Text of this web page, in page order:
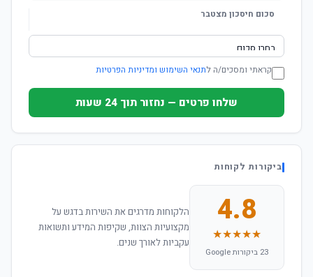
סכום חיסכון מצטבר
קראתי ומסכים/ה לתנאי השימוש ומדיניות הפרטיות
שלחו פרטים — נחזור תוך 24 שעות
ביקורות לקוחות
4.8
★★★★★
23 ביקורות Google
הלקוחות מדרגים את השירות בדגש על
מקצועיות הצוות, שקיפות המידע ותשואות
עקביות לאורך שנים.